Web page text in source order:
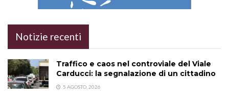
Notizie recenti
Traffico e caos nel controviale del Viale
Carducci: la segnalazione di un cittadino
5 AGOSTO, 2026